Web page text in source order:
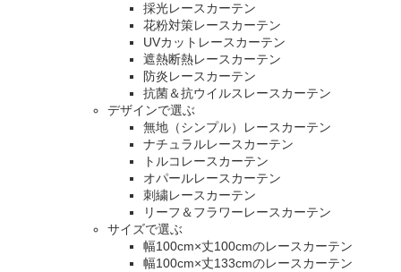
採光レースカーテン
花粉対策レースカーテン
UVカットレースカーテン
遮熱断熱レースカーテン
防炎レースカーテン
抗菌＆抗ウイルスレースカーテン
デザインで選ぶ
無地（シンプル）レースカーテン
ナチュラルレースカーテン
トルコレースカーテン
オパールレースカーテン
刺繍レースカーテン
リーフ＆フラワーレースカーテン
サイズで選ぶ
幅100cm×丈100cmのレースカーテン
幅100cm×丈133cmのレースカーテン